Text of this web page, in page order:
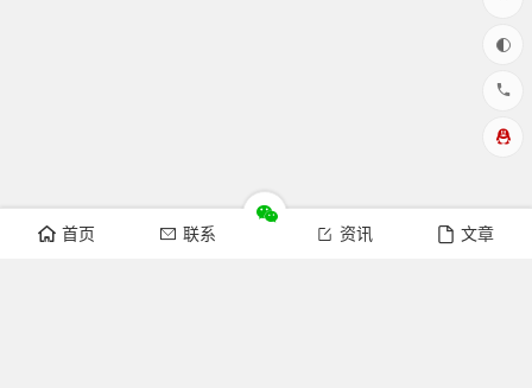
首页 联系 资讯 文章